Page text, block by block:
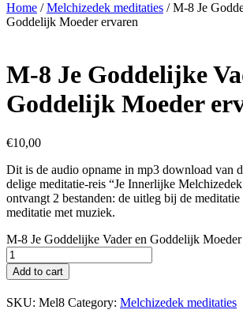
Home /Melchizedek meditaties / M-8 Je
Goddelijk Moeder ervaren
M-8 Je Goddelijke
Goddelijk Moeder
€10,00
Dit is de audio opname in mp3 download van
delige meditatie-reis “Je Innerlijke Melchizedek
ontvangt 2 bestanden: de uitleg bij de meditatie
meditatie met muziek.
M-8 Je Goddelijke Vader en Goddelijk
Add to cart
SKU: Mel8 Category: Melchizedek meditaties